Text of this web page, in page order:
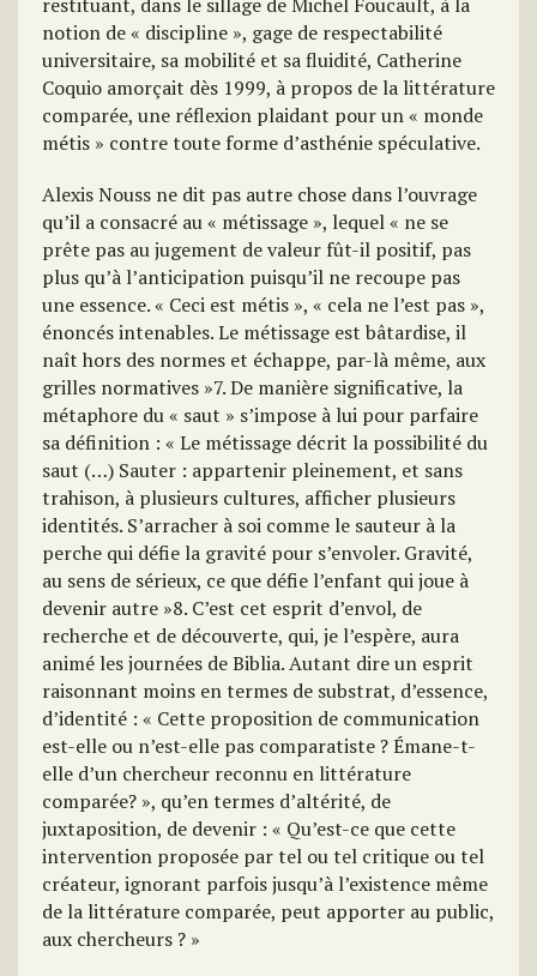
notion de « discipline », gage de respectabilité
universitaire, sa mobilité et sa fluidité, Catherine
Coquio amorçait dès 1999, à propos de la littérature
comparée, une réflexion plaidant pour un « monde
métis » contre toute forme d’asthénie spéculative.
Alexis Nouss ne dit pas autre chose dans l’ouvrage
qu’il a consacré au « métissage », lequel « ne se
prête pas au jugement de valeur fût-il positif, pas
plus qu’à l’anticipation puisqu’il ne recoupe pas
une essence. « Ceci est métis », « cela ne l’est pas »,
énoncés intenables. Le métissage est bâtardise, il
naît hors des normes et échappe, par-là même, aux
grilles normatives »7. De manière significative, la
métaphore du « saut » s’impose à lui pour parfaire
sa définition : « Le métissage décrit la possibilité du
saut (…) Sauter : appartenir pleinement, et sans
trahison, à plusieurs cultures, afficher plusieurs
identités. S’arracher à soi comme le sauteur à la
perche qui défie la gravité pour s’envoler. Gravité,
au sens de sérieux, ce que défie l’enfant qui joue à
devenir autre »8. C’est cet esprit d’envol, de
recherche et de découverte, qui, je l’espère, aura
animé les journées de Biblia. Autant dire un esprit
raisonnant moins en termes de substrat, d’essence,
d’identité : « Cette proposition de communication
est-elle ou n’est-elle pas comparatiste ? Émane-t-
elle d’un chercheur reconnu en littérature
comparée? », qu’en termes d’altérité, de
juxtaposition, de devenir : « Qu’est-ce que cette
intervention proposée par tel ou tel critique ou tel
créateur, ignorant parfois jusqu’à l’existence même
de la littérature comparée, peut apporter au public,
aux chercheurs ? »